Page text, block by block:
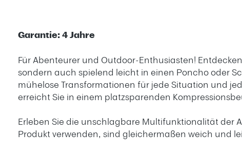
Garantie: 4 Jahre
Für Abenteurer und Outdoor-Enthusiasten!
sondern auch spielend leicht in einen Poncho oder
mühelose Transformationen für jede Situation und
erreicht Sie in einem platzsparenden
Erleben Sie die unschlagbare Multifunktionalität der
Produkt verwenden, sind gleichermaßen weich und